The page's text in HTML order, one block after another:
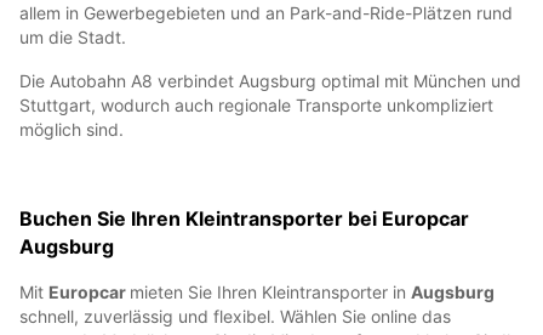
allem in Gewerbegebieten und an Park-and-Ride-Plätzen rund
um die Stadt.
Die Autobahn A8 verbindet Augsburg optimal mit München und
Stuttgart, wodurch auch regionale Transporte unkompliziert
möglich sind.
Buchen Sie Ihren Kleintransporter bei Europcar
Augsburg
Mit Europcar mieten Sie Ihren Kleintransporter in Augsburg
schnell, zuverlässig und flexibel. Wählen Sie online das